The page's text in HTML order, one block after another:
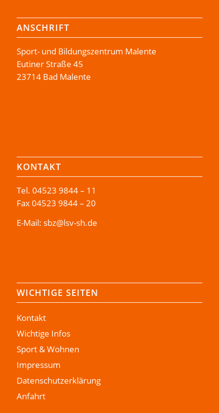
ANSCHRIFT
Sport- und Bildungszentrum Malente
Eutiner Straße 45
23714 Bad Malente
KONTAKT
Tel. 04523 9844 – 11
Fax 04523 9844 – 20
E-Mail: sbz@lsv-sh.de
WICHTIGE SEITEN
Kontakt
Wichtige Infos
Sport & Wohnen
Impressum
Datenschutzerklärung
Anfahrt